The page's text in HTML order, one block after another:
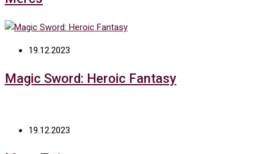
19.12.2023
Magic Sword: Heroic Fantasy
19.12.2023